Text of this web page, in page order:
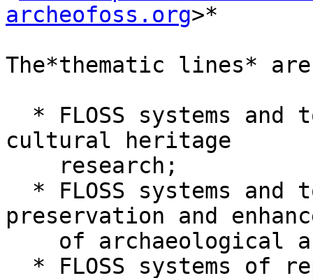
archeofoss.org>*
The*thematic lines*
cultural heritage
preservation and